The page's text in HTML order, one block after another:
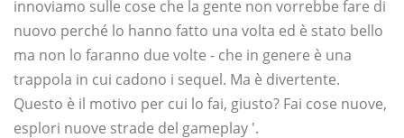
innoviamo sulle cose che la gente non vorrebbe fare di
nuovo perché lo hanno fatto una volta ed è stato bello
ma non lo faranno due volte - che in genere è una
trappola in cui cadono i sequel. Ma è divertente.
Questo è il motivo per cui lo fai, giusto? Fai cose nuove,
esplori nuove strade del gameplay '.